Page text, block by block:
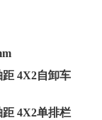
距 4X2自卸车
距 4X2单排栏